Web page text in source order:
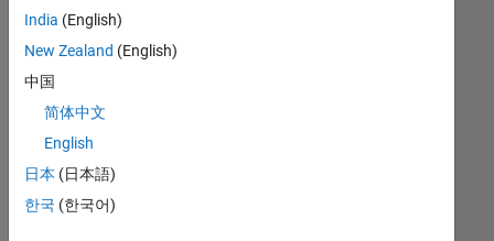
(m/f/d)
DE-München
Senior Utilities and Energy Market Developer (m/f/d)
and Energy
Market
Developer
India (English)
New Zealand (English)
中国
简体中文
English
日本 (日本語)
한국 (한국어)